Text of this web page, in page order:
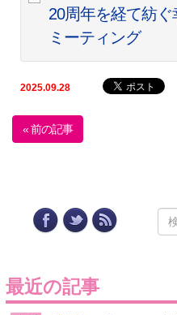
20周年を経て紡
ミーティング
2025.09.28
« 前の記事
最近の記事